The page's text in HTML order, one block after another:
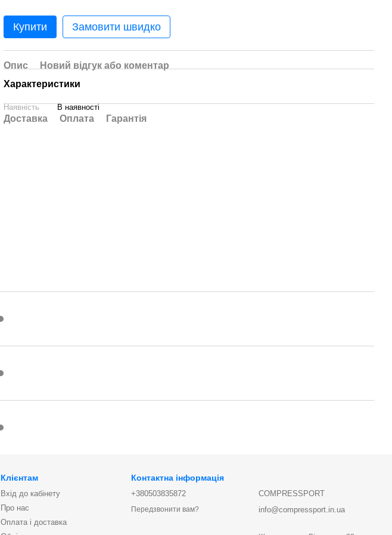
Купити Замовити швидко
Опис
Новий відгук або коментар
Характеристики
Наявність В наявності
Доставка Оплата Гарантія
Клієнтам
Вхід до кабінету
Про нас
Оплата і доставка
Контактна інформація
+380503835872
Передзвонити вам?
COMPRESSPORT
info@compressport.in.ua